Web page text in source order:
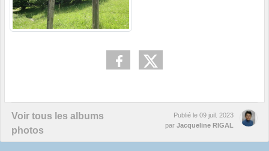
Voir tous les albums
photos
Publié le 09 juil. 2023
par Jacqueline RIGAL